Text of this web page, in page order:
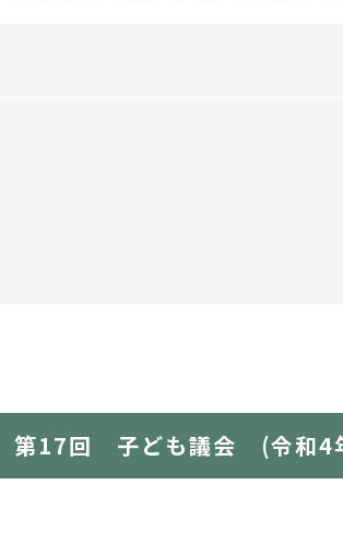
第17回 子ども議会 (令和4